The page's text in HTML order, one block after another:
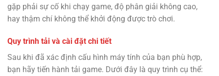
gặp phải sự cố khi chạy game, độ phân giải không cao,
hay thậm chí không thể khởi động được trò chơi.
Quy trình tải và cài đặt chi tiết
Sau khi đã xác định cấu hình máy tính của bạn phù hợp,
bạn hãy tiến hành tải game. Dưới đây là quy trình cụ thể: